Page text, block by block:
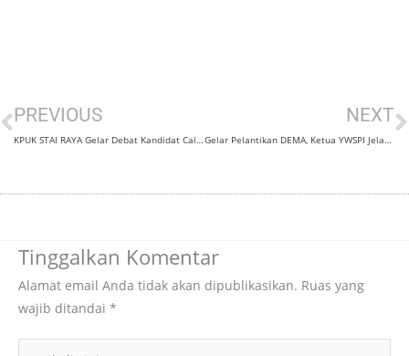
Prev
PREVIOUS
KPUK STAI RAYA Gelar Debat Kandidat Calon Presma dan Wapresma
NEXT
Gelar Pelantikan DEMA, Ketua YWSPI Jelaskan Filosofi Logo STAI RAYA
Tinggalkan Komentar
Alamat email Anda tidak akan dipublikasikan. Ruas yang
wajib ditandai *